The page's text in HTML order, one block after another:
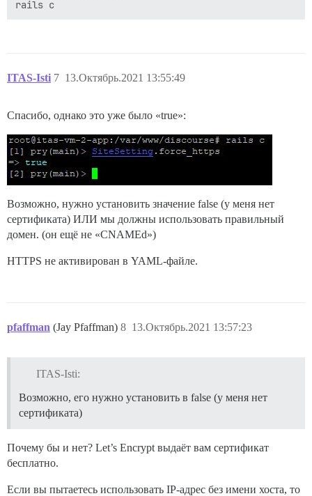
ITAS-Isti 13.Октябрь.2021 13:55:49
7
Спасибо, однако это уже было «true»:
Возможно, нужно установить значение false (у меня нет
сертификата) ИЛИ мы должны использовать правильный
домен. (он ещё не «CNAMEd»)
HTTPS не активирован в YAML-файле.
pfaffman (Jay Pfaffman) 13.Октябрь.2021 13:57:23
8
ITAS-Isti:
Возможно, его нужно установить в false (у меня нет
сертификата)
Почему бы и нет? Let’s Encrypt выдаёт вам сертификат
бесплатно.
Если вы пытаетесь использовать IP-адрес без имени хоста, то